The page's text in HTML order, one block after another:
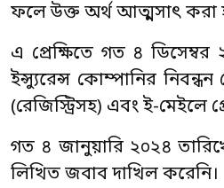
ফলে উক্ত অর্থ আত্মসাৎ করা
এ প্রেক্ষিতে গত ৪
ইন্স্যুরেন্স কোম্পানির
(রেজিস্ট্রিসহ) এবং ই-মেইলে
গত ৪ জানুয়ারি ২০২৪
লিখিত জবাব দাখিল করেনি।